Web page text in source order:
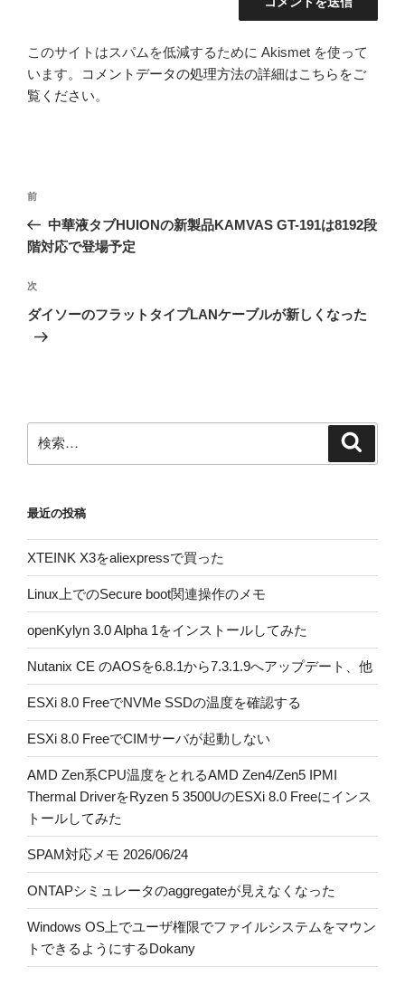
このサイトはスパムを低減するために Akismet を使って
います。
コメントデータの処理方法の詳細はこちらをご
覧ください。
投
ナ
ゲ
ー
シ
前
の
投
前
中華液タブHUIONの新製品KAMVAS GT-191は8192段
階対応で登場予定
次
の
次
ダイソーのフラットタイプLANケーブルが新しくなった
索:
最近の投稿
XTEINK X3をaliexpressで買った
Linux上でのSecure boot関連操作のメモ
openKylyn 3.0 Alpha 1をインストールしてみた
Nutanix CE のAOSを6.8.1から7.3.1.9へアップデート、他
ESXi 8.0 FreeでNVMe SSDの温度を確認する
ESXi 8.0 FreeでCIMサーバが起動しない
AMD Zen系CPU温度をとれるAMD Zen4/Zen5 IPMI
Thermal DriverをRyzen 5 3500UのESXi 8.0 Freeにインス
トールしてみた
SPAM対応メモ 2026/06/24
ONTAPシミュレータのaggregateが見えなくなった
Windows OS上でユーザ権限でファイルシステムをマウン
トできるようにするDokany